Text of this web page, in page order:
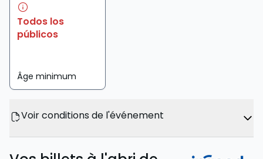
Todos los
públicos
Âge minimum
Voir conditions de l'événement